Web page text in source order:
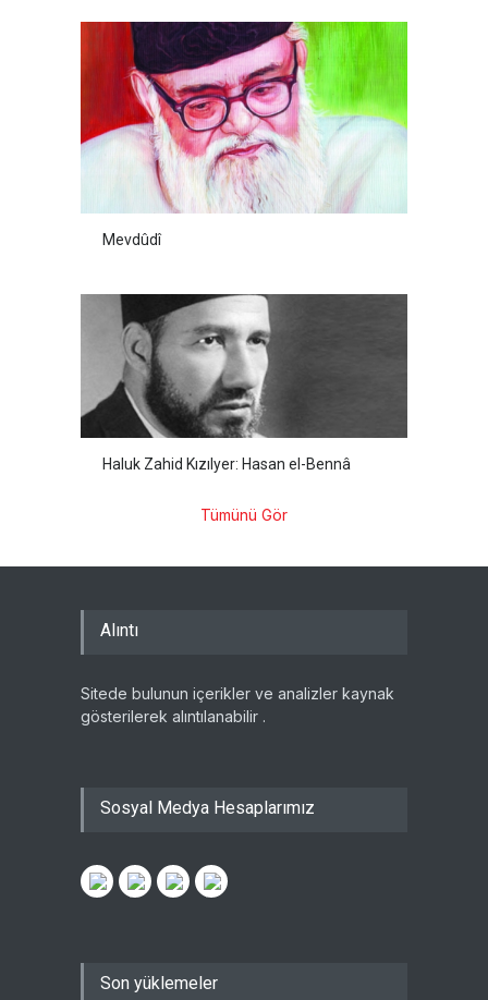
Mevdûdî
Haluk Zahid Kızılyer: Hasan el-Bennâ
Tümünü Gör
Alıntı
Sitede bulunun içerikler ve analizler kaynak
gösterilerek alıntılanabilir .
Sosyal Medya Hesaplarımız
Son yüklemeler